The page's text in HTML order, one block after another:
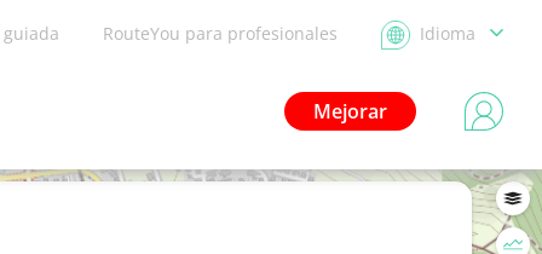
RouteYou para profesionales Idioma
Mejorar